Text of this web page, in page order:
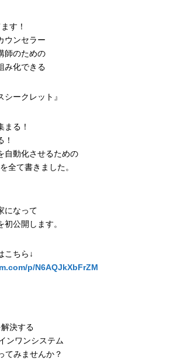
す！
ウンセラー
師のための
み化できる
シークレット』
まる！
！
自動化させるための
全て書きました。
になって
公開します。
こちら↓
p/N6AQJkXbFrZM
決する
ンワンシステム
てみませんか？